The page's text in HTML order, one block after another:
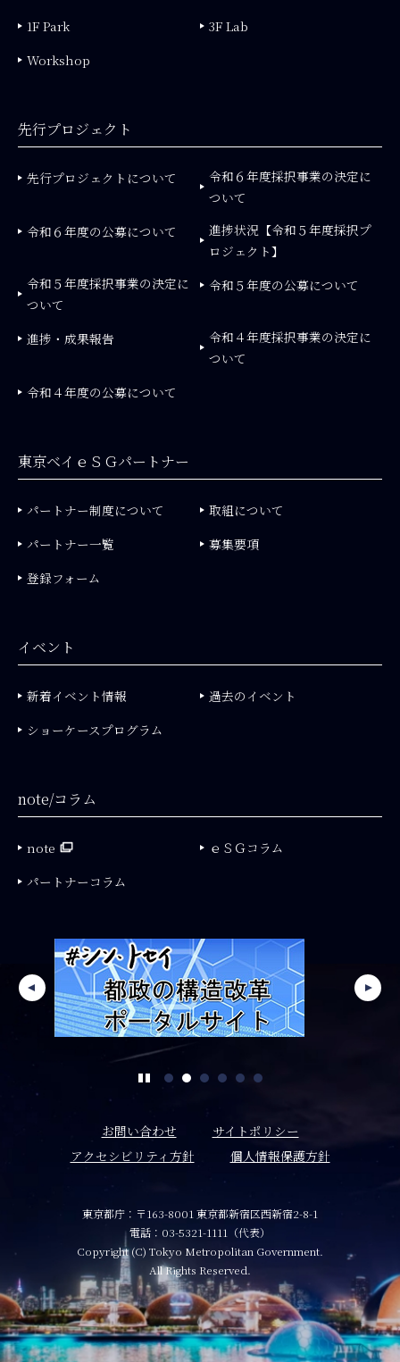
1F Park
3F Lab
Workshop
先行プロジェクト
先行プロジェクトについて
令和６年度採択事業の決定に
ついて
令和６年度の公募について
進捗状況【令和５年度採択プ
ロジェクト】
令和５年度採択事業の決定に
ついて
令和５年度の公募について
進捗・成果報告
令和４年度採択事業の決定に
ついて
令和４年度の公募について
東京ベイｅＳＧパートナー
パートナー制度について
取組について
パートナー一覧
募集要項
登録フォーム
イベント
新着イベント情報
過去のイベント
ショーケースプログラム
note/コラム
note
ｅＳＧコラム
パートナーコラム
お問い合わせ
サイトポリシー
アクセシビリティ方針
個人情報保護方針
東京都庁：〒163-8001 東京都新宿区西新宿2-8-1
電話：03-5321-1111（代表）
Copyright (C) Tokyo Metropolitan Government.
All Rights Reserved.